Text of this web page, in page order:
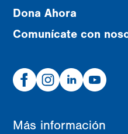
Dona Ahora
Comunícate con
FacebookInstagramLinked
In
Youtube
Más información